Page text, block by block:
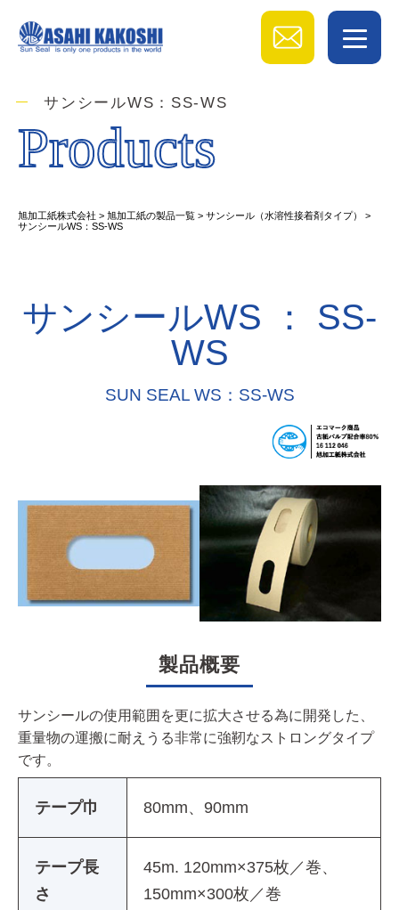
サンシールWS：SS-WS
Products
旭加工紙株式会社 > 旭加工紙の製品一覧 > サンシール（水溶性接着剤タイプ）
>
サンシールWS：SS-WS
サンシールWS ： SS-
WS
SUN SEAL WS：SS-WS
製品概要
サンシールの使用範囲を更に拡大させる為に開発した、
重量物の運搬に耐えうる非常に強靭なストロングタイプ
です。
テープ巾 80mm、90mm
テープ長
さ
45m. 120mm×375枚／巻、
150mm×300枚／巻